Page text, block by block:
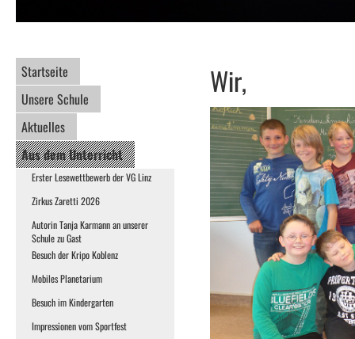
Startseite
Unsere Schule
Aktuelles
Aus dem Unterricht
Erster Lesewettbewerb der VG Linz
Zirkus Zaretti 2026
Autorin Tanja Karmann an unserer
Schule zu Gast
Besuch der Kripo Koblenz
Mobiles Planetarium
Besuch im Kindergarten
Impressionen vom Sportfest
Wir,